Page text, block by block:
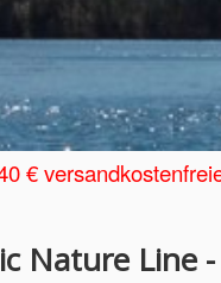
€
Nature Line